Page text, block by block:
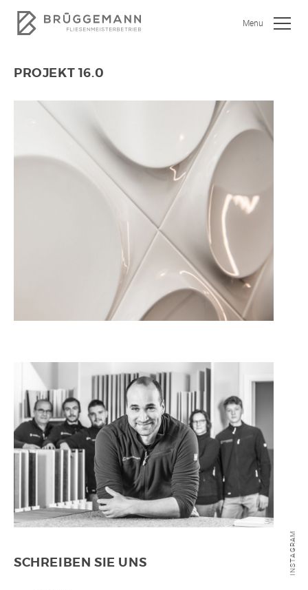
Menu
SHOWROOM
JOBS
WOHNEN
BAD
KÜCHE
GEWERBEOBJEKTE
SONSTIGE
WAND- UND FUSSBODENHEIZUNG
BERATUNG UND PLANUNG
INSTAGRAM
PROJEKT 16.0
SCHREIBEN SIE UNS